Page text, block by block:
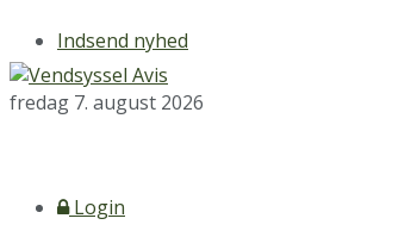
Indsend nyhed
fredag 7. august 2026
Login